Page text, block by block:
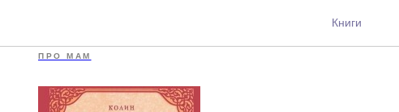
Книги
Поющие в терновнике
ПРО МАМ